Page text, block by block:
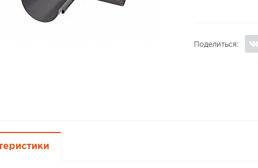
Поделиться: